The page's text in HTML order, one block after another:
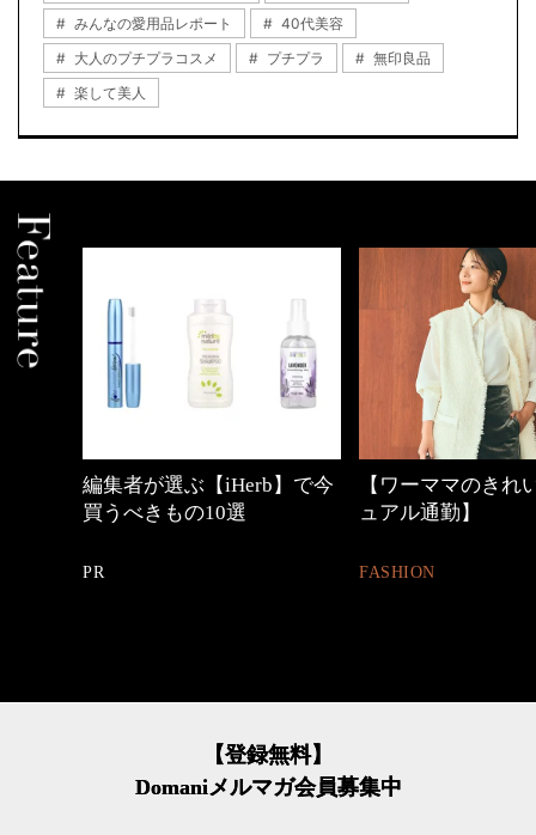
みんなの愛用品レポート
40代美容
大人のプチプラコスメ
プチプラ
無印良品
楽して美人
編集者が選ぶ【iHerb】で今
買うべきもの10選
PR
【ワーママのきれ
ュアル通勤】
FASHION
【登録無料】
Domaniメルマガ会員募集中